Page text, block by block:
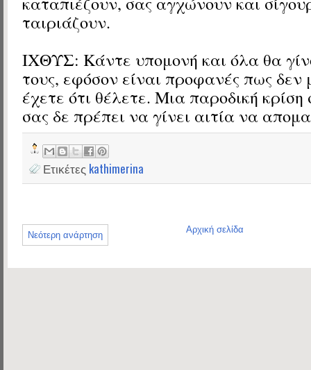
ταιριάζουν.
ΙΧΘΥΣ: Κάντε υπομονή και όλα θα
τους, εφόσον είναι προφανές πως δεν
έχετε ότι θέλετε. Μια παροδική
σας δε πρέπει να γίνει αιτία να
Ετικέτες kathimerina
Νεότερη ανάρτηση
Αρχική σελίδα